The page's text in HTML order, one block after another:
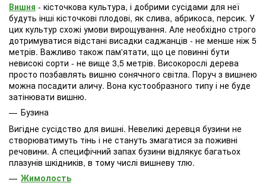
Вишня - кісточкова культура, і добрими сусідами для неї
будуть інші кісточкові плодові, як слива, абрикоса, персик. У
цих культур схожі умови вирощування. Але необхідно строго
дотримуватися відстані висадки саджанців - не менше ніж 5
метрів. Важливо також пам'ятати, що це повинні бути
невисокі сорти - не вище 3,5 метрів. Високорослі дерева
просто позбавлять вишню сонячного світла. Поруч з вишнею
можна посадити аличу. Вона кустообразного типу і не буде
затінювати вишню.
Бузина
Вигідне сусідство для вишні. Невеликі деревця бузини не
створюватимуть тінь і не стануть змагатися за поживні
речовини. А специфічний запах бузини відлякує багатьох
плазунів шкідників, в тому числі вишневу тлю.
Жимолость